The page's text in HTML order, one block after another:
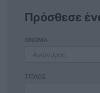
Πρόσθεσε
ΟΝΟΜΑ
ΤΙΤΛΟΣ